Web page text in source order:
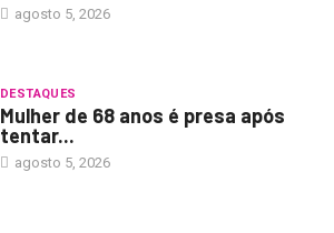
agosto 5, 2026
DESTAQUES
Mulher de 68 anos é presa após
tentar...
agosto 5, 2026